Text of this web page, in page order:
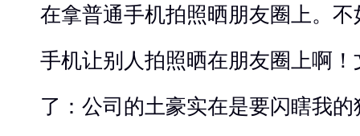
在拿普通手机拍照晒朋友圈上。
手机让别人拍照晒在朋友圈上啊
了：公司的土豪实在是要闪瞎我